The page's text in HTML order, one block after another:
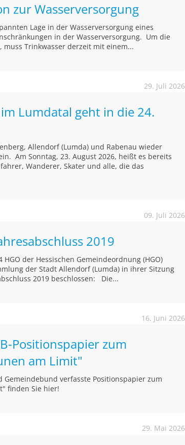
zur Wasserversorgung
Lage in der Wasserversorgung eines
in der Wasserversorgung. Um die
Trinkwasser derzeit mit einem...
29. Juli 2026
Lumdatal geht in die 24.
Allendorf (Lumda) und Rabenau wieder
Am Sonntag, 23. August 2026, heißt es bereits
Wanderer, Skater und alle, die das
09. Juli 2026
2019
der Hessischen Gemeindeordnung (HGO)
der Stadt Allendorf (Lumda) in ihrer Sitzung
2019 beschlossen: Die...
16. Juni 2026
Positionspapier zum
am Limit"
Gemeindebund verfasste Positionspapier zum
finden Sie hier!
29. Mai 2026